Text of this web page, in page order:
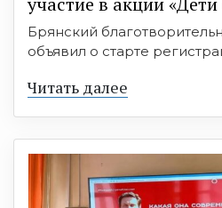
Брянский
объявил о старте
Читать далее